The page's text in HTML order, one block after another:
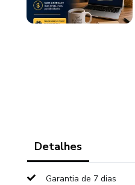
Detalhes
Garantia de 7 dias